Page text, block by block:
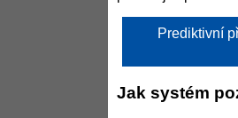
Prediktivní
Jak systém